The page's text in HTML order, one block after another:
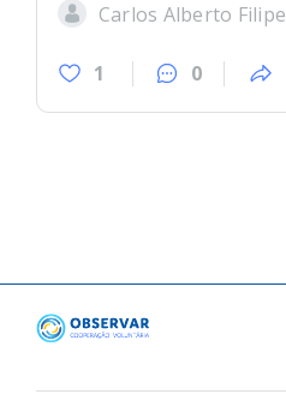
Carlos Alberto Filipe
1 0